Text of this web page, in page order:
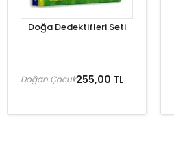
Doğa Dedektifleri Seti
255,00 TL
Doğan Çocuk